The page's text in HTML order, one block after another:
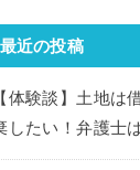
最近の投稿
体験談】土地は
したい！弁護士